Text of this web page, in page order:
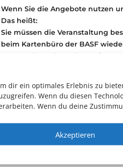
dir ein optimales Erlebnis zu
Wenn du diesen
Wenn du deine
Akzeptieren
Wenn Sie die Angebote nutzen
Das heißt:
Sie müssen die Veranstaltung
beim Kartenbüro der BASF
Veranstaltung besuchen. Die
Absagen sollten bis spätestens
Bitte notieren Sie sich Ihre
bitte auch auf die Beginn Zeiten.
Sperrefür den Besuch weiterer